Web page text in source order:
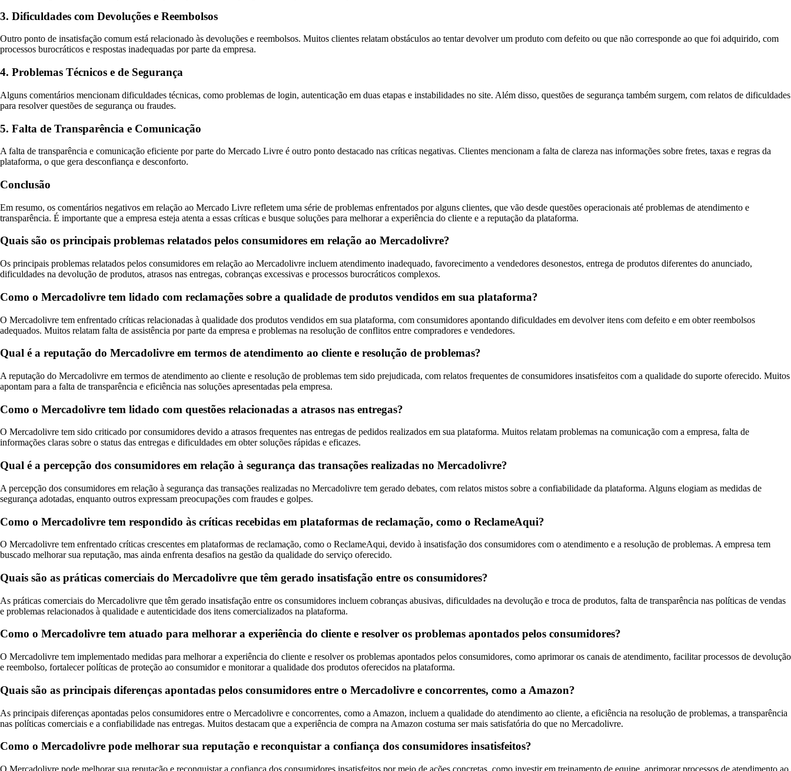
3. Dificuldades com Devoluções e Reembolsos
Outro ponto de insatisfação comum está relacionado às devoluções e reembolsos. Muitos clientes relatam obstáculos ao tentar devolver um produto com defeito ou que não corresponde ao que foi adquirido, com
processos burocráticos e respostas inadequadas por parte da empresa.
4. Problemas Técnicos e de Segurança
Alguns comentários mencionam dificuldades técnicas, como problemas de login, autenticação em duas etapas e instabilidades no site. Além disso, questões de segurança também surgem, com relatos de dificuldades
para resolver questões de segurança ou fraudes.
5. Falta de Transparência e Comunicação
A falta de transparência e comunicação eficiente por parte do Mercado Livre é outro ponto destacado nas críticas negativas. Clientes mencionam a falta de clareza nas informações sobre fretes, taxas e regras da
plataforma, o que gera desconfiança e desconforto.
Conclusão
Em resumo, os comentários negativos em relação ao Mercado Livre refletem uma série de problemas enfrentados por alguns clientes, que vão desde questões operacionais até problemas de atendimento e
transparência. É importante que a empresa esteja atenta a essas críticas e busque soluções para melhorar a experiência do cliente e a reputação da plataforma.
Quais são os principais problemas relatados pelos consumidores em relação ao Mercadolivre?
Os principais problemas relatados pelos consumidores em relação ao Mercadolivre incluem atendimento inadequado, favorecimento a vendedores desonestos, entrega de produtos diferentes do anunciado,
dificuldades na devolução de produtos, atrasos nas entregas, cobranças excessivas e processos burocráticos complexos.
Como o Mercadolivre tem lidado com reclamações sobre a qualidade de produtos vendidos em sua plataforma?
O Mercadolivre tem enfrentado críticas relacionadas à qualidade dos produtos vendidos em sua plataforma, com consumidores apontando dificuldades em devolver itens com defeito e em obter reembolsos
adequados. Muitos relatam falta de assistência por parte da empresa e problemas na resolução de conflitos entre compradores e vendedores.
Qual é a reputação do Mercadolivre em termos de atendimento ao cliente e resolução de problemas?
A reputação do Mercadolivre em termos de atendimento ao cliente e resolução de problemas tem sido prejudicada, com relatos frequentes de consumidores insatisfeitos com a qualidade do suporte oferecido. Muitos
apontam para a falta de transparência e eficiência nas soluções apresentadas pela empresa.
Como o Mercadolivre tem lidado com questões relacionadas a atrasos nas entregas?
O Mercadolivre tem sido criticado por consumidores devido a atrasos frequentes nas entregas de pedidos realizados em sua plataforma. Muitos relatam problemas na comunicação com a empresa, falta de
informações claras sobre o status das entregas e dificuldades em obter soluções rápidas e eficazes.
Qual é a percepção dos consumidores em relação à segurança das transações realizadas no Mercadolivre?
A percepção dos consumidores em relação à segurança das transações realizadas no Mercadolivre tem gerado debates, com relatos mistos sobre a confiabilidade da plataforma. Alguns elogiam as medidas de
segurança adotadas, enquanto outros expressam preocupações com fraudes e golpes.
Como o Mercadolivre tem respondido às críticas recebidas em plataformas de reclamação, como o ReclameAqui?
O Mercadolivre tem enfrentado críticas crescentes em plataformas de reclamação, como o ReclameAqui, devido à insatisfação dos consumidores com o atendimento e a resolução de problemas. A empresa tem
buscado melhorar sua reputação, mas ainda enfrenta desafios na gestão da qualidade do serviço oferecido.
Quais são as práticas comerciais do Mercadolivre que têm gerado insatisfação entre os consumidores?
As práticas comerciais do Mercadolivre que têm gerado insatisfação entre os consumidores incluem cobranças abusivas, dificuldades na devolução e troca de produtos, falta de transparência nas políticas de vendas
e problemas relacionados à qualidade e autenticidade dos itens comercializados na plataforma.
Como o Mercadolivre tem atuado para melhorar a experiência do cliente e resolver os problemas apontados pelos consumidores?
O Mercadolivre tem implementado medidas para melhorar a experiência do cliente e resolver os problemas apontados pelos consumidores, como aprimorar os canais de atendimento, facilitar processos de devolução
e reembolso, fortalecer políticas de proteção ao consumidor e monitorar a qualidade dos produtos oferecidos na plataforma.
Quais são as principais diferenças apontadas pelos consumidores entre o Mercadolivre e concorrentes, como a Amazon?
As principais diferenças apontadas pelos consumidores entre o Mercadolivre e concorrentes, como a Amazon, incluem a qualidade do atendimento ao cliente, a eficiência na resolução de problemas, a transparência
nas políticas comerciais e a confiabilidade nas entregas. Muitos destacam que a experiência de compra na Amazon costuma ser mais satisfatória do que no Mercadolivre.
Como o Mercadolivre pode melhorar sua reputação e reconquistar a confiança dos consumidores insatisfeitos?
O Mercadolivre pode melhorar sua reputação e reconquistar a confiança dos consumidores insatisfeitos por meio de ações concretas, como investir em treinamento de equipe, aprimorar processos de atendimento ao